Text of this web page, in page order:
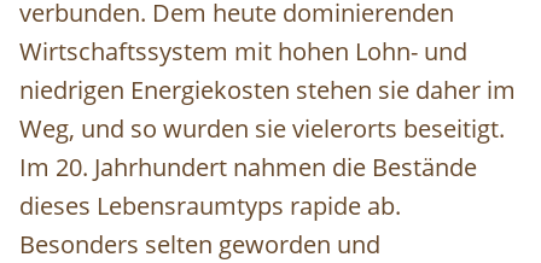
verbunden. Dem heute dominierenden
Wirtschaftssystem mit hohen Lohn- und
niedrigen Energiekosten stehen sie daher im
Weg, und so wurden sie vielerorts beseitigt.
Im 20. Jahrhundert nahmen die Bestände
dieses Lebensraumtyps rapide ab.
Besonders selten geworden und